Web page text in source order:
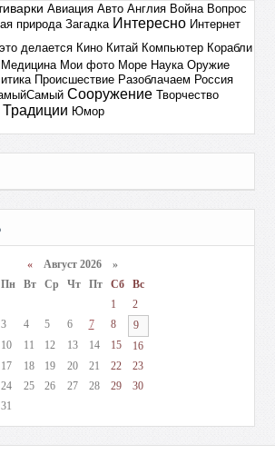
Авиация Авто Англия Война Вопрос
природа Загадка Интересно Интернет
делается Кино Китай Компьютер Корабли
Медицина Мои фото Море Наука Оружие
Происшествие Разоблачаем Россия
Сооружение Творчество
Традиции Юмор
«Август 2026 »
Пн
Вт Ср Чт Пт Сб
Вс
1
2
3
4 5 6 7 8
9
10
11 12 13 14 15
16
17
18 19 20 21 22
23
24
25 26 27 28 29
30
31